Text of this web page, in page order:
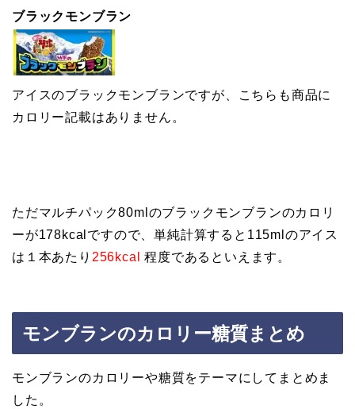
ブラックモンブラン
アイスのブラックモンブランですが、こちらも商品に
カロリー記載はありません。
ただマルチパック80mlのブラックモンブランのカロリ
ーが178kcalですので、単純計算すると115mlのアイス
は１本あたり 256kcal 程度であるといえます。
モンブランのカロリー糖質まとめ
モンブランのカロリーや糖質をテーマにしてまとめま
した。